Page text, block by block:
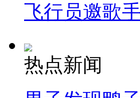
飞行员邀歌
热点新闻